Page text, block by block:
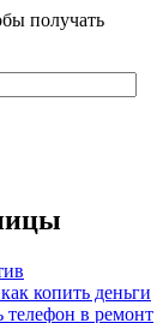
получать
копить деньги
телефон в ремонт